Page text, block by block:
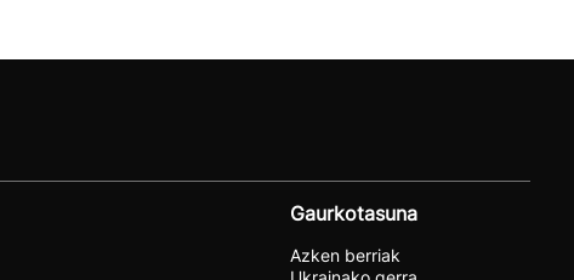
Gaurkotasuna
Azken berriak